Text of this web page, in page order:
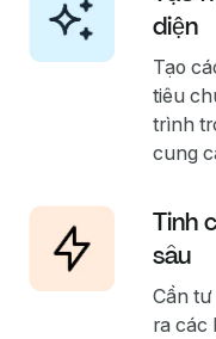
diện
Tạo
tiêu
trình
cung
Tinh
sâu
Cần
ra các